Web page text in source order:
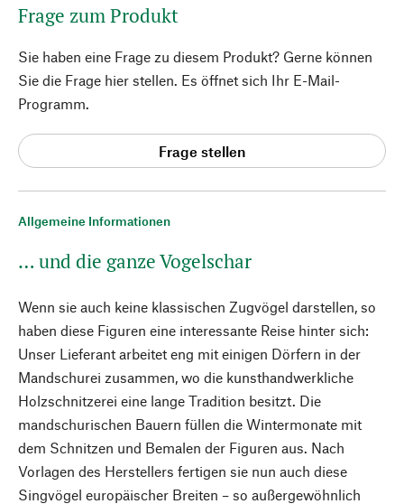
Allgemeine Informationen
… und die ganze Vogelschar
Wenn sie auch keine klassischen Zugvögel darstellen, so
haben diese Figuren eine interessante Reise hinter sich:
Unser Lieferant arbeitet eng mit einigen Dörfern in der
Mandschurei zusammen, wo die kunsthandwerkliche
Holzschnitzerei eine lange Tradition besitzt. Die
mandschurischen Bauern füllen die Wintermonate mit
dem Schnitzen und Bemalen der Figuren aus. Nach
Vorlagen des Herstellers fertigen sie nun auch diese
Singvögel europäischer Breiten – so außergewöhnlich
Frage zum Produkt
Sie haben eine Frage zu diesem Produkt? Gerne können
Sie die Frage hier stellen. Es öffnet sich Ihr E-Mail-
Programm.
Frage stellen